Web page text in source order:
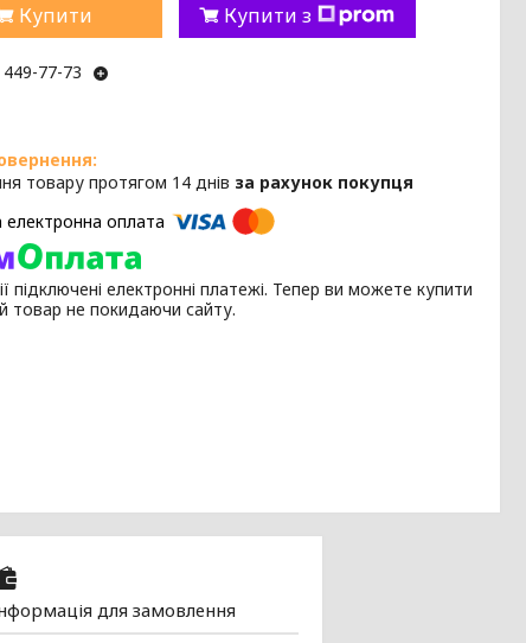
Купити Купити з
77-73
товару протягом 14 днів за рахунок покупця
підключені електронні платежі. Тепер ви можете купити
товар не покидаючи сайту.
для замовлення